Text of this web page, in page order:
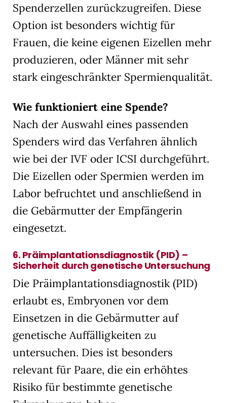
Spenderzellen zurückzugreifen. Diese
Option ist besonders wichtig für
Frauen, die keine eigenen Eizellen mehr
produzieren, oder Männer mit sehr
stark eingeschränkter Spermienqualität.
Wie funktioniert eine Spende?
Nach der Auswahl eines passenden
Spenders wird das Verfahren ähnlich
wie bei der IVF oder ICSI durchgeführt.
Die Eizellen oder Spermien werden im
Labor befruchtet und anschließend in
die Gebärmutter der Empfängerin
eingesetzt.
6. Präimplantationsdiagnostik (PID) –
Sicherheit durch genetische Untersuchung
Die Präimplantationsdiagnostik (PID)
erlaubt es, Embryonen vor dem
Einsetzen in die Gebärmutter auf
genetische Auffälligkeiten zu
untersuchen. Dies ist besonders
relevant für Paare, die ein erhöhtes
Risiko für bestimmte genetische